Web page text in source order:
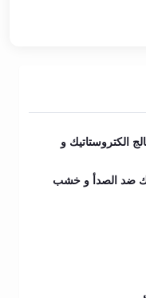
الكتروستاتيك و
ضد الصدأ و خشب